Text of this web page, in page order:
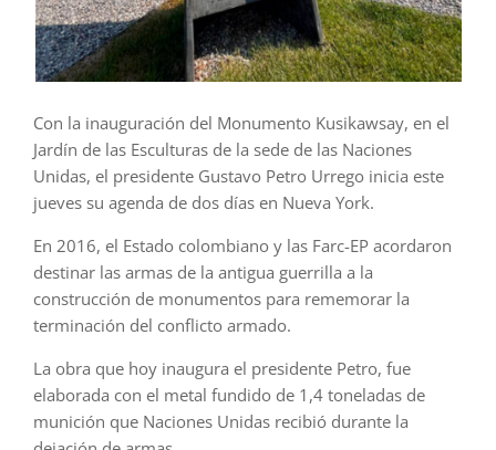
Con la inauguración del Monumento Kusikawsay, en el
Jardín de las Esculturas de la sede de las Naciones
Unidas, el presidente Gustavo Petro Urrego inicia este
jueves su agenda de dos días en Nueva York.
En 2016, el Estado colombiano y las Farc-EP acordaron
destinar las armas de la antigua guerrilla a la
construcción de monumentos para rememorar la
terminación del conflicto armado.
La obra que hoy inaugura el presidente Petro, fue
elaborada con el metal fundido de 1,4 toneladas de
munición que Naciones Unidas recibió durante la